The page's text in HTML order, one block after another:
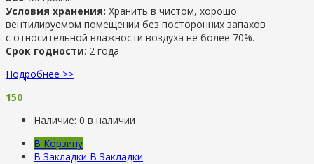
Условия хранения: Хранить в чистом, хорошо
вентилируемом помещении без посторонних запахов
с относительной влажности воздуха не более 70%.
Срок годности: 2 года
Подробнее >>
150
Наличие: 0 в наличии
В Корзину
В Закладки В Закладки